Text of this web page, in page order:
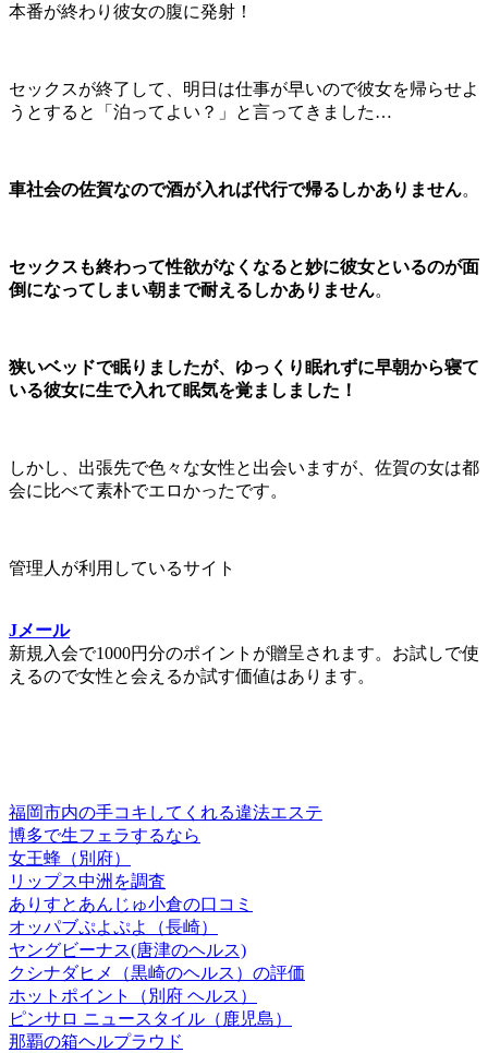
本番が終わり彼女の腹に発射！
セックスが終了して、明日は仕事が早いので彼女を帰らせよ
うとすると「泊ってよい？」と言ってきました…
車社会の佐賀なので酒が入れば代行で帰るしかありません。
セックスも終わって性欲がなくなると妙に彼女といるのが面
倒になってしまい朝まで耐えるしかありません。
狭いベッドで眠りましたが、ゆっくり眠れずに早朝から寝て
いる彼女に生で入れて眠気を覚ましました！
しかし、出張先で色々な女性と出会いますが、佐賀の女は都
会に比べて素朴でエロかったです。
管理人が利用しているサイト
Jメール
新規入会で1000円分のポイントが贈呈されます。お試しで使
えるので女性と会えるか試す価値はあります。
福岡市内の手コキしてくれる違法エステ
博多で生フェラするなら
女王蜂（別府）
リップス中洲を調査
ありすとあんじゅ小倉の口コミ
オッパブぷよぷよ（長崎）
ヤングビーナス(唐津のヘルス)
クシナダヒメ（黒崎のヘルス）の評価
ホットポイント（別府 ヘルス）
ピンサロ ニュースタイル（鹿児島）
那覇の箱ヘルプラウド